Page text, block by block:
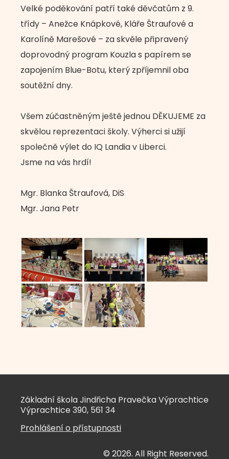
Velké poděkování patří také děvčatům z 9.
třídy – Anežce Knápkové, Kláře Štraufové a
Karolíně Marešové – za skvěle připravený
doprovodný program Kouzla s papírem se
zapojením Blue-Botu, který zpříjemnil oba
soutěžní dny.
Všem zúčastněným ještě jednou DĚKUJEME za
skvělou reprezentaci školy. Výherci si užijí
společně výlet do IQ Landia v Liberci.
Jsme na vás hrdí!
Mgr. Blanka Štraufová, DiS
Mgr. Jana Petr
Základní škola Jindřicha Pravečka Výprachtice
Výprachtice 390, 561 34
Prohlášení o přístupnosti
© 2026. All Right Reserved.